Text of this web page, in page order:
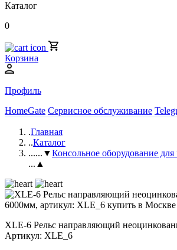
Каталог
0
Корзина
Профиль
HomeGate Сервисное обслуживание
.Главная
..Каталог
......▼Консольное оборудование для
...▲
XLE-6 Рельс направляющий
Артикул: XLE_6